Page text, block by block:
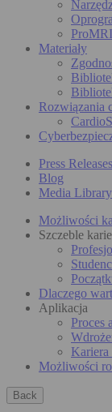
Materiały
Rozwiązania
Press Releases
Blog
Media Library
Możliwości
Szczeble
Dlaczego
Aplikacja
Proces
Kariera
Możliwości
Back